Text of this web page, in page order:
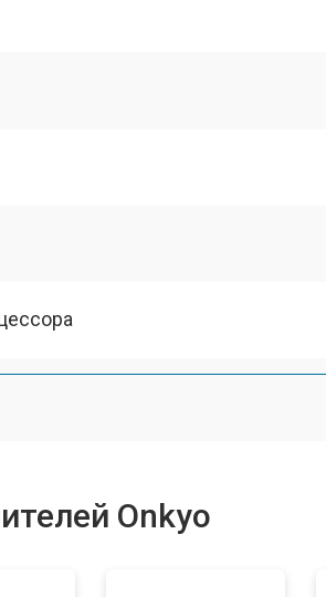
Onkyo